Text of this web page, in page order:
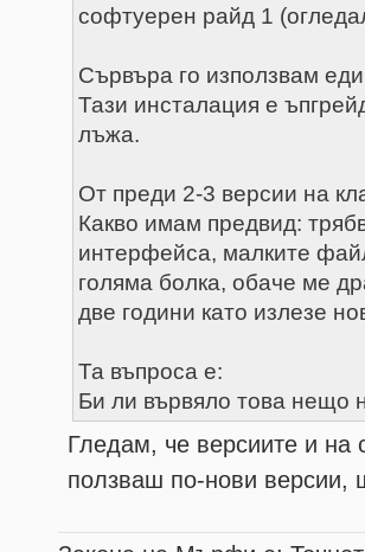
софтуерен райд 1
Сървъра го използвам
Тази инсталация е
лъжа.
От преди 2-3 версии на
Какво имам предвид:
интерфейса, малките
голяма болка, обаче ме
две години като излезе
Та въпроса е:
Би ли вървяло това нещо
Гледам, че версиите и на
ползваш по-нови версии,